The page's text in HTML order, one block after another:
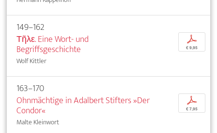
149–162
Τῆλε. Eine Wort- und
Begriffsgeschichte
Wolf Kittler
p
€ 9,95
163–170
Ohnmächtige in Adalbert Stifters »Der
Condor«
Malte Kleinwort
p
€ 7,95